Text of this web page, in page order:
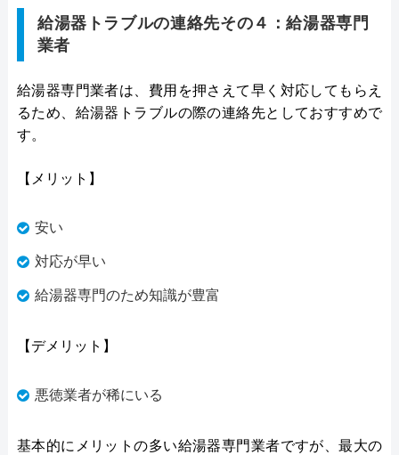
給湯器トラブルの連絡先その４：給湯器専門
業者
給湯器専門業者は、費用を押さえて早く対応してもらえ
るため、給湯器トラブルの際の連絡先としておすすめで
す。
【メリット】
安い
対応が早い
給湯器専門のため知識が豊富
【デメリット】
悪徳業者が稀にいる
基本的にメリットの多い給湯器専門業者ですが、最大の